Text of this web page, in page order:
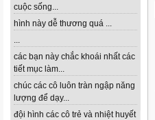
cuộc sống...
hình này dễ thương quá ...
...
các bạn này chắc khoái nhất các
tiết mục làm...
chúc các cô luôn tràn ngập năng
lượng để dạy...
đội hình các cô trẻ và nhiệt huyết